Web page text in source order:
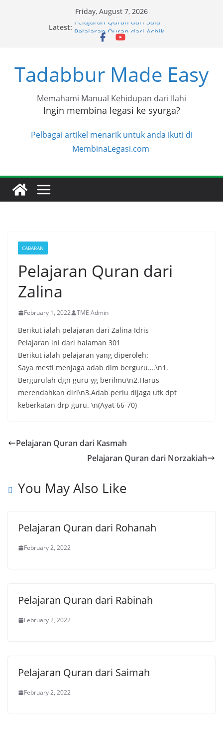
Friday, August 7, 2026
Latest: Pelajaran Quran dari Sala
Pelajaran Quran dari Achik
Pelajaran Quran dari Halimah
Pelajaran Quran dari Niza
Tadabbur Made Easy
Memahami Manual Kehidupan dari Ilahi
Ingin membina legasi ke syurga?
Pelbagai artikel menarik untuk anda ikuti di
MembinaLegasi.com
CABARAN
Pelajaran Quran dari
Zalina
February 1, 2022 TME Admin
Berikut ialah pelajaran dari Zalina Idris
Pelajaran ini dari halaman 301
Berikut ialah pelajaran yang diperoleh:
Saya mesti menjaga adab dlm berguru….\n1.
Bergurulah dgn guru yg berilmu\n2.Harus
merendahkan diri\n3.Adab perlu dijaga utk dpt
keberkatan drp guru. \n(Ayat 66-70)
Pelajaran Quran dari Kasmah
Pelajaran Quran dari Norzakiah
You May Also Like
Pelajaran Quran dari Rohanah
February 2, 2022
Pelajaran Quran dari Rabinah
February 2, 2022
Pelajaran Quran dari Saimah
February 2, 2022